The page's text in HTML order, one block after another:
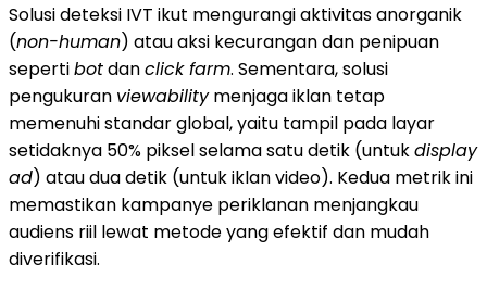
Solusideteksi IVT ikut mengurangi aktivitas anorganik
(non-human) atau aksi kecurangan dan penipuan
sepertibotdanclick farm. Sementara, solusi
pengukuran viewabilitymenjaga iklan tetap
memenuhi standar global, yaitu tampil pada layar
setidaknya 50% piksel selama satu detik (untukdisplay
ad) atau dua detik (untuk iklan video). Kedua metrik ini
memastikan kampanye periklanan menjangkau
audiens riil lewat metode yang efektif dan mudah
diverifikasi.